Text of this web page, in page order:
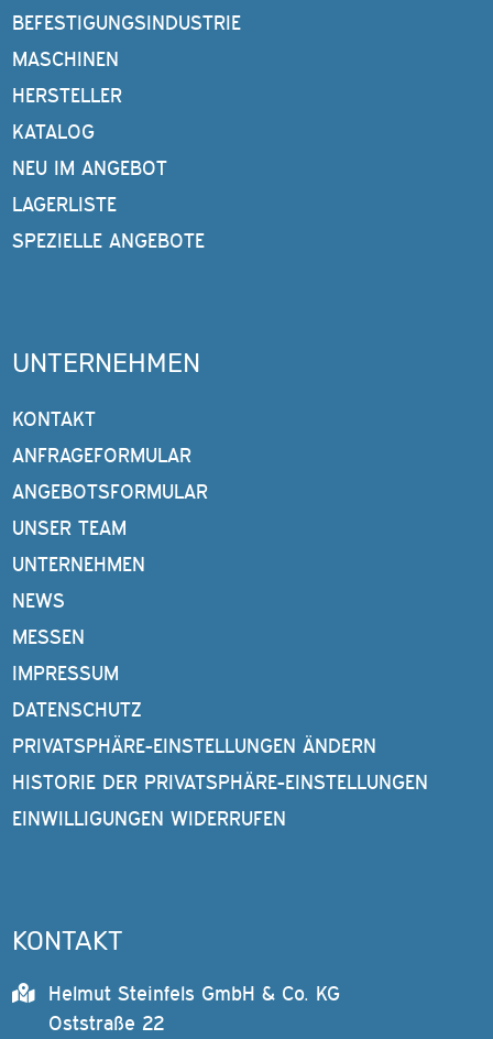
BEFESTIGUNGSINDUSTRIE
MASCHINEN
HERSTELLER
KATALOG
NEU IM ANGEBOT
LAGERLISTE
SPEZIELLE ANGEBOTE
UNTERNEHMEN
KONTAKT
ANFRAGEFORMULAR
ANGEBOTSFORMULAR
UNSER TEAM
UNTERNEHMEN
NEWS
MESSEN
IMPRESSUM
DATENSCHUTZ
PRIVATSPHÄRE-EINSTELLUNGEN ÄNDERN
HISTORIE DER PRIVATSPHÄRE-EINSTELLUNGEN
EINWILLIGUNGEN WIDERRUFEN
KONTAKT
Helmut Steinfels GmbH & Co. KG
Oststraße 22